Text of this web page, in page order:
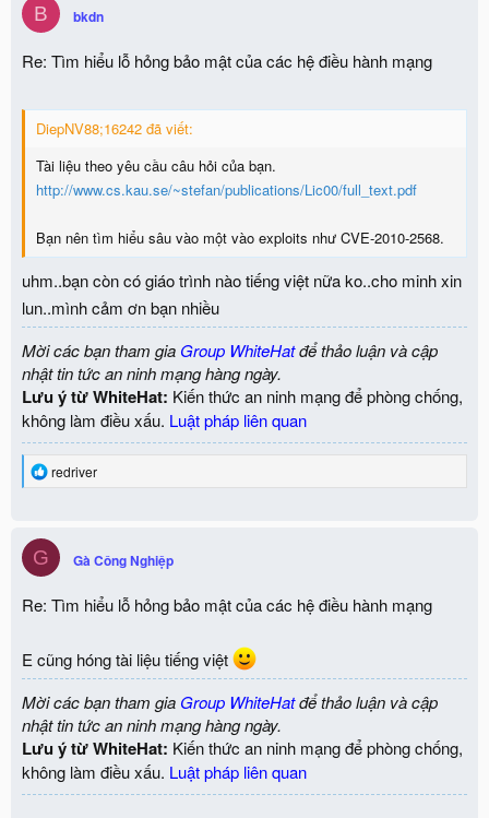
B bkdn
Re: Tìm hiểu lỗ hỏng bảo mật của các hệ điều hành mạng
DiepNV88;16242 đã viết:
Tài liệu theo yêu cầu câu hỏi của bạn.
http://www.cs.kau.se/~stefan/publications/Lic00/full_text.pdf
Bạn nên tìm hiểu sâu vào một vào exploits như CVE-2010-2568.
uhm..bạn còn có giáo trình nào tiếng việt nữa ko..cho minh xin
lun..mình cảm ơn bạn nhiều
Mời các bạn tham gia Group WhiteHatđể thảo luận và cập
nhật tin tức an ninh mạng hàng ngày.
Lưu ý từ WhiteHat: Kiến thức an ninh mạng để phòng chống,
không làm điều xấu. Luật pháp liên quan
R
t
o
s
redriver
G Gà Công Nghiệp
Re: Tìm hiểu lỗ hỏng bảo mật của các hệ điều hành mạng
E cũng hóng tài liệu tiếng việt
Mời các bạn tham gia Group WhiteHatđể thảo luận và cập
nhật tin tức an ninh mạng hàng ngày.
Lưu ý từ WhiteHat: Kiến thức an ninh mạng để phòng chống,
không làm điều xấu. Luật pháp liên quan